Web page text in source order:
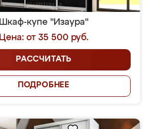
Шкаф-купе "Изаура"
Цена: от 35 500 руб.
РАССЧИТАТЬ
ПОДРОБНЕЕ